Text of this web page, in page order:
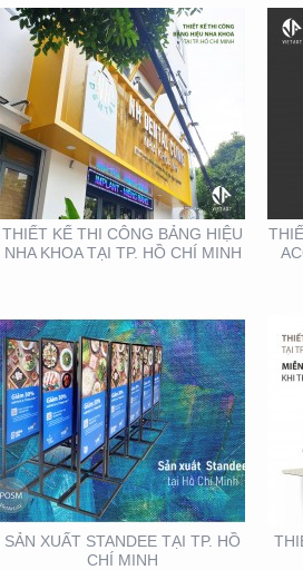
THIẾT KẾ THI CÔNG BẢNG HIỆU
NHA KHOA TẠI TP. HỒ CHÍ MINH
SẢN XUẤT STANDEE TẠI
TP. HỒ CHÍ MINH
SẢN XUẤT STANDEE TẠI TP. HỒ
CHÍ MINH
THIẾT KẾ THI CÔNG KỆ
TRƯNG BÀY SẢN PHẨM
TẠI TP. HỒ CHÍ MINH